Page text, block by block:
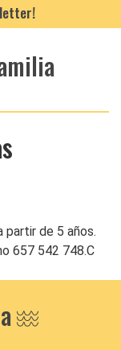
partir de 5 años.
657 542 748.C